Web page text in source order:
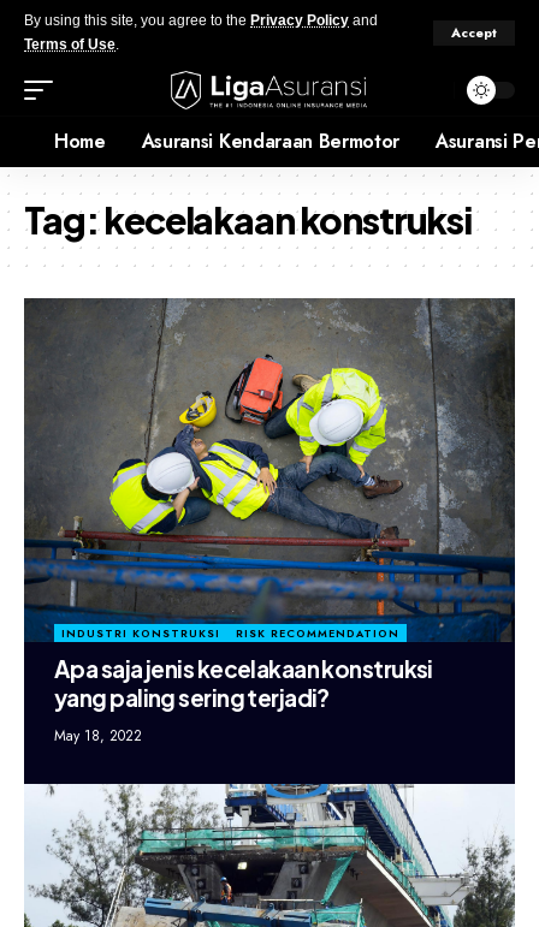
By using this site, you agree to the Privacy Policy and
Terms of Use.
Accept
Home Asuransi Kendaraan Bermotor Asuransi
Tag:kecelakaan konstruksi
INDUSTRI KONSTRUKSI RISK RECOMMENDATION
Apa saja jenis kecelakaan konstruksi
yang paling sering terjadi?
May 18, 2022